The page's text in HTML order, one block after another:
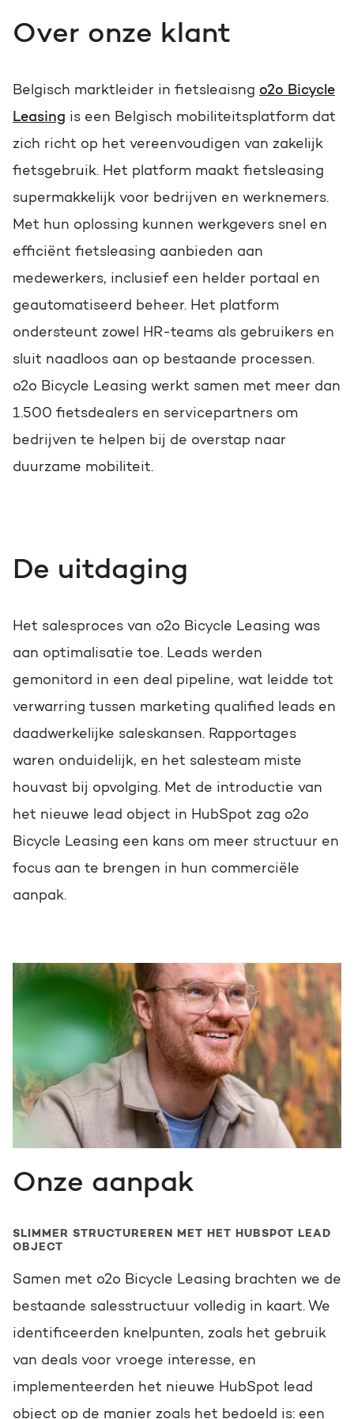
Modules & templates
Growth-driven design
Gratis portal scan
Zoek
Over onze klant
Belgisch marktleider in fietsleaisng o2o Bicycle
Leasing is een Belgisch mobiliteitsplatform dat
zich richt op het vereenvoudigen van zakelijk
fietsgebruik. Het platform maakt fietsleasing
supermakkelijk voor bedrijven en werknemers.
Met hun oplossing kunnen werkgevers snel en
efficiënt fietsleasing aanbieden aan
medewerkers, inclusief een helder portaal en
geautomatiseerd beheer. Het platform
ondersteunt zowel HR-teams als gebruikers en
sluit naadloos aan op bestaande processen.
o2o Bicycle Leasing werkt samen met meer dan
1.500 fietsdealers en servicepartners om
bedrijven te helpen bij de overstap naar
duurzame mobiliteit.
De uitdaging
Het salesproces van o2o Bicycle Leasing was
aan optimalisatie toe. Leads werden
gemonitord in een deal pipeline, wat leidde tot
verwarring tussen marketing qualified leads en
daadwerkelijke saleskansen. Rapportages
waren onduidelijk, en het salesteam miste
houvast bij opvolging. Met de introductie van
het nieuwe lead object in HubSpot zag o2o
Bicycle Leasing een kans om meer structuur en
focus aan te brengen in hun commerciële
aanpak.
Onze aanpak
SLIMMER STRUCTUREREN MET HET HUBSPOT LEAD
OBJECT
Samen met o2o Bicycle Leasing brachten we de
bestaande salesstructuur volledig in kaart. We
identificeerden knelpunten, zoals het gebruik
van deals voor vroege interesse, en
implementeerden het nieuwe HubSpot lead
object op de manier zoals het bedoeld is: een